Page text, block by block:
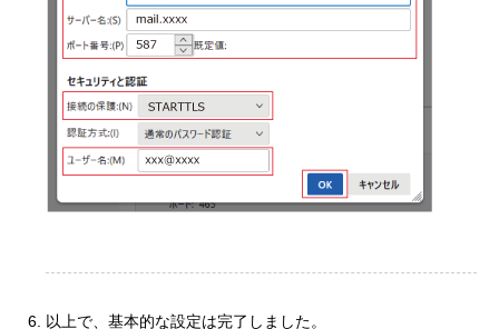
以上で、基本的な設定は完了しました。